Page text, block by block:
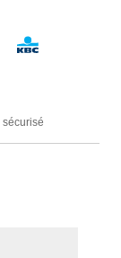
sécurisé